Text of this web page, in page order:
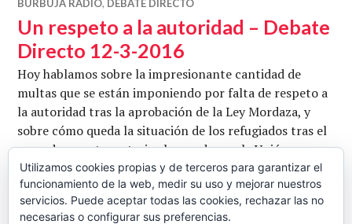
BURBUJA RADIO, DEBATE DIRECTO
Un respeto a la autoridad – Debate
Directo 12-3-2016
Hoy hablamos sobre la impresionante cantidad de
multas que se están imponiendo por falta de respeto a
la autoridad tras la aprobación de la Ley Mordaza, y
sobre cómo queda la situación de los refugiados tras el
acuerdo en esta materia alcanzado por la Unión
Europea y Turquía. Con Mónica de No Somos Delito y
Dani de No Somos Delito y Greenpeace. Conduce Ana
Barba. … Seguir leyendoUn respeto a la autoridad –
Utilizamos cookies propias y de terceros para garantizar el
funcionamiento de la web, medir su uso y mejorar nuestros
servicios. Puede aceptar todas las cookies, rechazar las no
necesarias o configurar sus preferencias.